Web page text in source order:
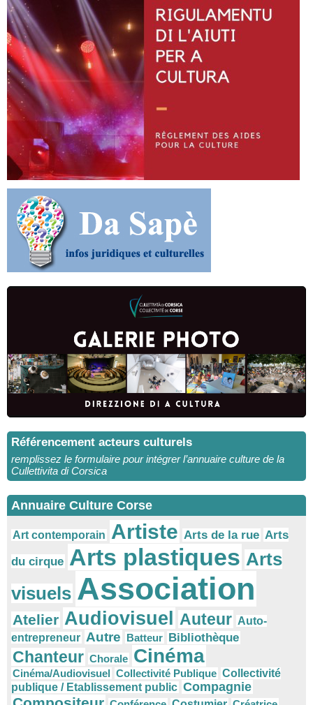
Référencement acteurs culturels
remplissez le formulaire pour intégrer l’annuaire culture de la
Cullettivita di Corsica
Annuaire Culture Corse
Art contemporain Artiste Arts de la rue Arts
du cirque Arts plastiques Arts
visuels Association
Atelier Audiovisuel Auteur Auto-
entrepreneur Autre Batteur Bibliothèque
Chanteur Chorale Cinéma
Cinéma/Audiovisuel Collectivité Publique Collectivité
publique / Etablissement public Compagnie